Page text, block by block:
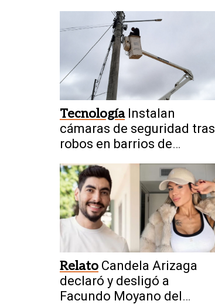
Tecnología Instalan
cámaras de seguridad tras
robos en barrios de
Relato Candela Arizaga
declaró y desligó a
Facundo Moyano del